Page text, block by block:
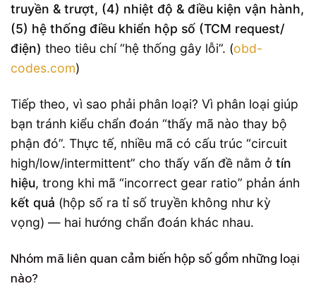
truyền & trượt, (4) nhiệt độ & điều kiện vận hành,
(5) hệ thống điều khiển hộp số (TCM request/
điện) theo tiêu chí “hệ thống gây lỗi”. (obd-
codes.com)
Tiếp theo, vì sao phải phân loại? Vì phân loại giúp
bạn tránh kiểu chẩn đoán “thấy mã nào thay bộ
phận đó”. Thực tế, nhiều mã có cấu trúc “circuit
high/low/intermittent” cho thấy vấn đề nằm ở tín
hiệu, trong khi mã “incorrect gear ratio” phản ánh
kết quả (hộp số ra tỉ số truyền không như kỳ
vọng) — hai hướng chẩn đoán khác nhau.
Nhóm mã liên quan cảm biến hộp số gồm những loại
nào?